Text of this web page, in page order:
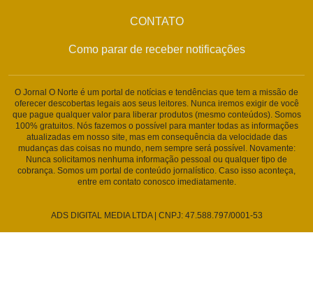
CONTATO
Como parar de receber notificações
O Jornal O Norte é um portal de notícias e tendências que tem a missão de
oferecer descobertas legais aos seus leitores. Nunca iremos exigir de você
que pague qualquer valor para liberar produtos (mesmo conteúdos). Somos
100% gratuitos. Nós fazemos o possível para manter todas as informações
atualizadas em nosso site, mas em consequência da velocidade das
mudanças das coisas no mundo, nem sempre será possível. Novamente:
Nunca solicitamos nenhuma informação pessoal ou qualquer tipo de
cobrança. Somos um portal de conteúdo jornalístico. Caso isso aconteça,
entre em contato conosco imediatamente.
ADS DIGITAL MEDIA LTDA | CNPJ: 47.588.797/0001-53